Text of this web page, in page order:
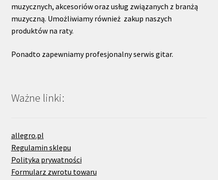
muzycznych, akcesoriów oraz usług związanych z branżą
muzyczną. Umożliwiamy również zakup naszych
produktów na raty.
Ponadto zapewniamy profesjonalny serwis gitar.
Ważne linki:
allegro.pl
Regulamin sklepu
Polityka prywatności
Formularz zwrotu towaru